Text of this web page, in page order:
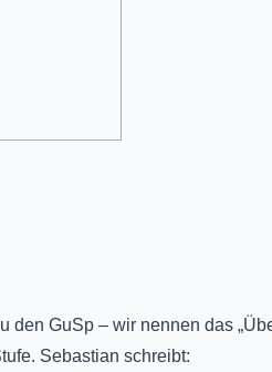
GuSp – wir nennen das
Sebastian schreibt: